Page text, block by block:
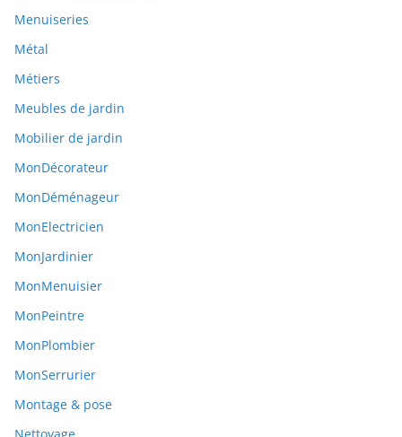
Menuiseries
Métal
Métiers
Meubles de jardin
Mobilier de jardin
MonDécorateur
MonDéménageur
MonElectricien
MonJardinier
MonMenuisier
MonPeintre
MonPlombier
MonSerrurier
Montage & pose